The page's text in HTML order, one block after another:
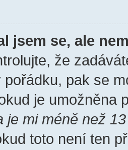
jsem se, ale
že
pořádku, pak se
je umožněna
mi méně než
toto není ten